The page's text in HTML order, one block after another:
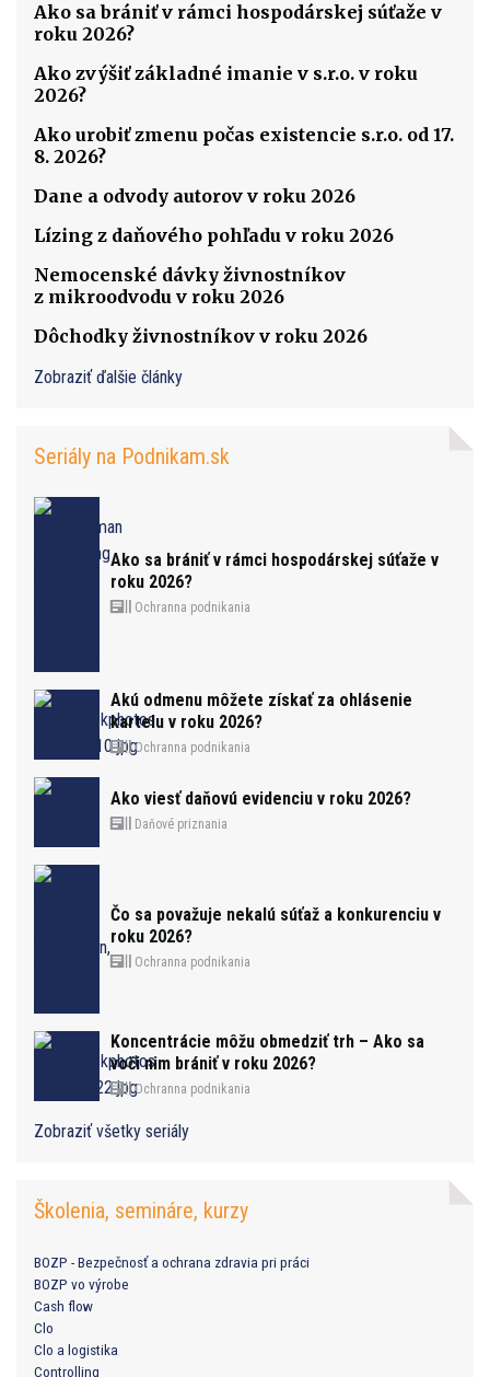
Ako sa brániť v rámci hospodárskej súťaže v
roku 2026?
Ako zvýšiť základné imanie v s.r.o. v roku
2026?
Ako urobiť zmenu počas existencie s.r.o. od 17.
8. 2026?
Dane a odvody autorov v roku 2026
Lízing z daňového pohľadu v roku 2026
Nemocenské dávky živnostníkov
z mikroodvodu v roku 2026
Dôchodky živnostníkov v roku 2026
Zobraziť ďalšie články
Seriály na Podnikam.sk
Ako sa brániť v rámci hospodárskej súťaže v
roku 2026?
Ochranna podnikania
Akú odmenu môžete získať za ohlásenie
kartelu v roku 2026?
Ochranna podnikania
Ako viesť daňovú evidenciu v roku 2026?
Daňové priznania
Čo sa považuje nekalú súťaž a konkurenciu v
roku 2026?
Ochranna podnikania
Koncentrácie môžu obmedziť trh – Ako sa
voči nim brániť v roku 2026?
Ochranna podnikania
Zobraziť všetky seriály
Školenia, semináre, kurzy
BOZP - Bezpečnosť a ochrana zdravia pri práci
BOZP vo výrobe
Cash flow
Clo
Clo a logistika
Controlling